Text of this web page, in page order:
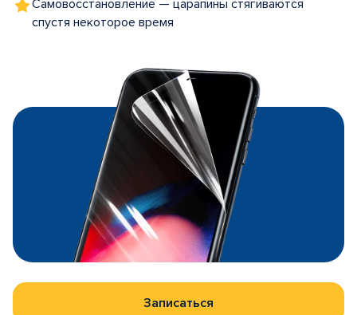
Самовосстановление — царапины стягиваются
спустя некоторое время
Записаться